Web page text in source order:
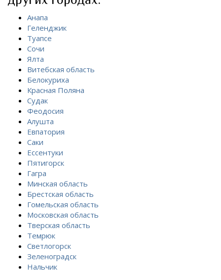
Анапа
Геленджик
Туапсе
Сочи
Ялта
Витебская область
Белокуриха
Красная Поляна
Судак
Феодосия
Алушта
Евпатория
Саки
Ессентуки
Пятигорск
Гагра
Минская область
Брестская область
Гомельская область
Московская область
Тверская область
Темрюк
Светлогорск
Зеленоградск
Нальчик